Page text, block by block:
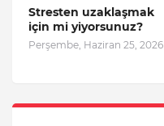
Stresten uzaklaşmak
için mi yiyorsunuz?
Perşembe, Haziran 25, 2026